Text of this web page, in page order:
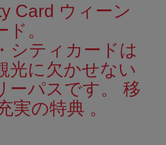
Card ウィーン
。
シティカードは
光に欠かせない
ーパスです。 移
実の特典 。